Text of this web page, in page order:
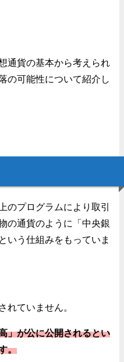
通貨の基本から考えられ
の可能性について紹介し
のプログラムにより取引
の通貨のように「中央銀
いう仕組みをもっていま
れていません。
」が公に公開されるとい
。